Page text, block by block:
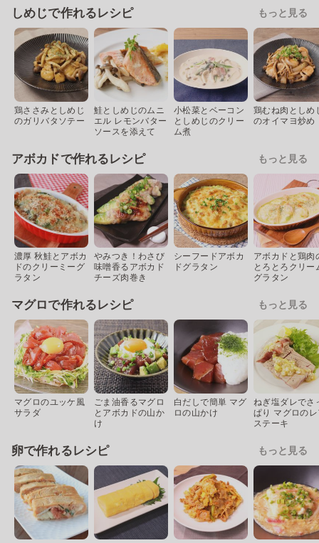
しめじで作れるレシピ もっと見る
鶏ささみとしめじ
のガリバタソテー
鮭としめじのムニ
エル レモンバター
ソースを添えて
小松菜とベーコン
としめじのクリー
ム煮
鶏むね肉としめ
のオイマヨ炒め
アボカドで作れるレシピ もっと見る
濃厚 秋鮭とアボカ
ドのクリーミーグ
ラタン
やみつき！わさび
味噌香るアボカド
チーズ肉巻き
シーフードアボカ
ドグラタン
アボカドと鶏肉
とろとろクリー
グラタン
マグロで作れるレシピ もっと見る
マグロのユッケ風
サラダ
ごま油香るマグロ
とアボカドの山か
け
白だしで簡単 マグ
ロの山かけ
ねぎ塩ダレでさ
ぱり マグロの
ステーキ
卵で作れるレシピ もっと見る